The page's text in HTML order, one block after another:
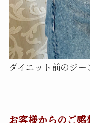
ダイエット前のジー
お客様からのご感